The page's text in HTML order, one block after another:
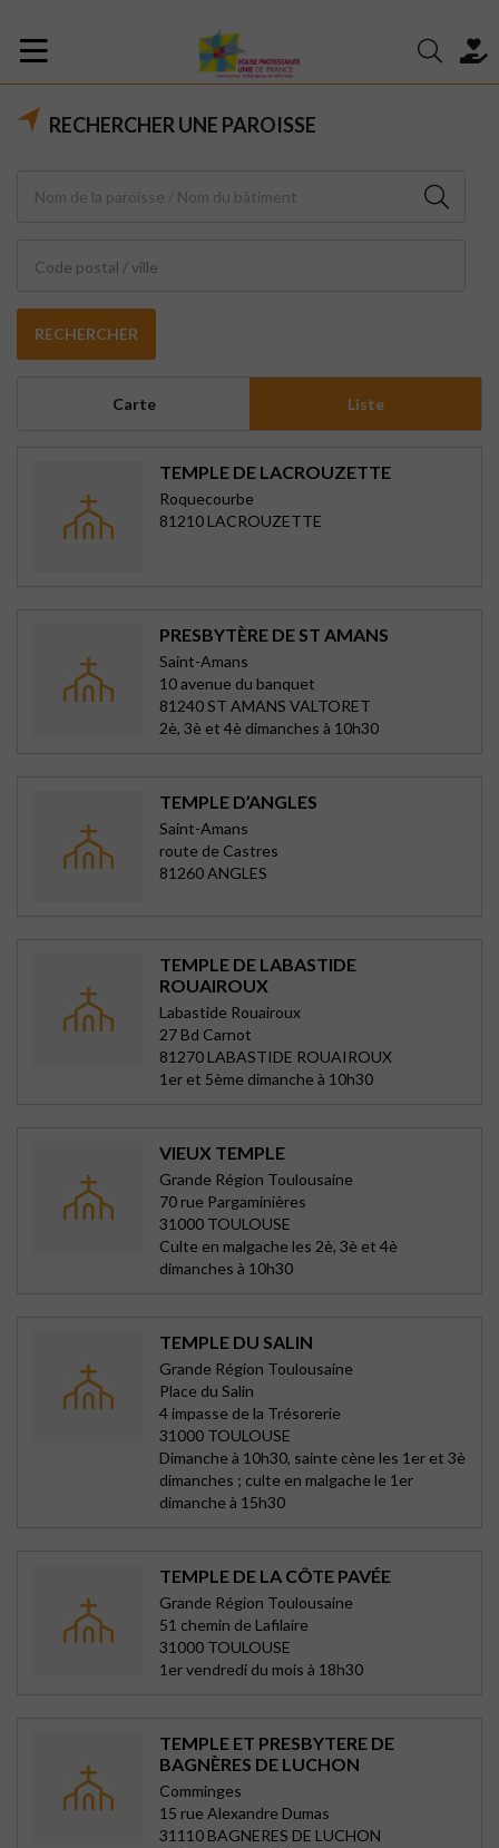
RECHERCHER UNE PAROISSE
Code postal / ville
RECHERCHER
Carte Liste
TEMPLE DE LACROUZETTE
Roquecourbe
81210 LACROUZETTE
PRESBYTÈRE DE ST AMANS
Saint-Amans
10 avenue du banquet
81240 ST AMANS VALTORET
2è, 3è et 4è dimanches à 10h30
TEMPLE D’ANGLES
Saint-Amans
route de Castres
81260 ANGLES
TEMPLE DE LABASTIDE
ROUAIROUX
Labastide Rouairoux
27 Bd Carnot
81270 LABASTIDE ROUAIROUX
1er et 5ème dimanche à 10h30
VIEUX TEMPLE
Grande Région Toulousaine
70 rue Pargaminières
31000 TOULOUSE
Culte en malgache les 2è, 3è et 4è
dimanches à 10h30
TEMPLE DU SALIN
Grande Région Toulousaine
Place du Salin
4 impasse de la Trésorerie
31000 TOULOUSE
Dimanche à 10h30, sainte cène les 1er et 3è
dimanches ; culte en malgache le 1er
dimanche à 15h30
TEMPLE DE LA CÔTE PAVÉE
Grande Région Toulousaine
51 chemin de Lafilaire
31000 TOULOUSE
1er vendredi du mois à 18h30
TEMPLE ET PRESBYTERE DE
BAGNÈRES DE LUCHON
Comminges
15 rue Alexandre Dumas
31110 BAGNERES DE LUCHON